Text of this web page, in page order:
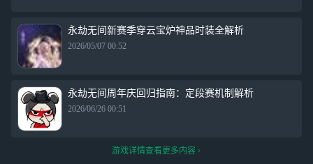
永劫无间新赛季穿云宝炉神品时装全解析
2026/05/07 00:52
永劫无间周年庆回归指南：定段赛机制解析
2026/06/26 00:51
游戏详情查看更多内容